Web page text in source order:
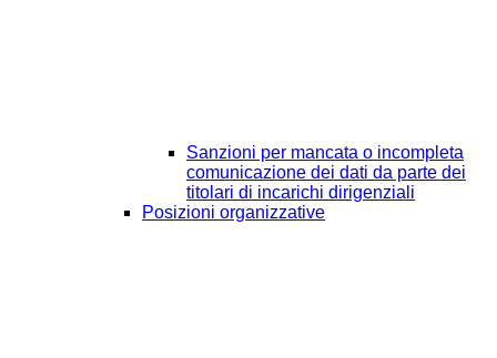
Sanzioni per mancata o incompleta
comunicazione dei dati da parte dei
titolari di incarichi dirigenziali
Posizioni organizzative